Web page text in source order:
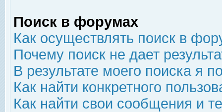
Поиск в форумах
Как осуществлять поиск в
Почему поиск не дает
В результате моего поиска я
Как найти конкретного
Как найти свои сообщения и